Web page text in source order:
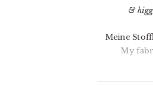
Meine
My